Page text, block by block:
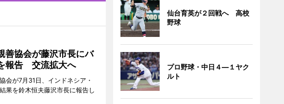
善協会が藤沢市長にバ
報告 交流拡大へ
会が7月31日、インドネシア・
果を鈴木恒夫藤沢市長に報告し
仙台育英が２回戦へ 高校
野球
プロ野球・中日４―１ヤク
ルト